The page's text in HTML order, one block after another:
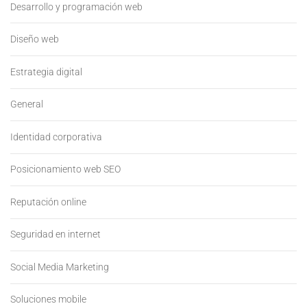
Desarrollo y programación web
Diseño web
Estrategia digital
General
Identidad corporativa
Posicionamiento web SEO
Reputación online
Seguridad en internet
Social Media Marketing
Soluciones mobile